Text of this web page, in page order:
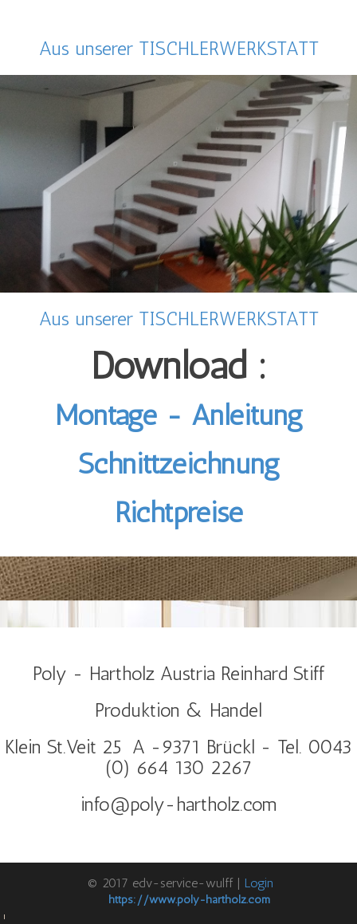
Aus unserer TISCHLERWERKSTATT
Aus unserer TISCHLERWERKSTATT
Download :
Montage - Anleitung
Schnittzeichnung
Richtpreise
Poly - Hartholz Austria Reinhard Stiff
Produktion & Handel
Klein St.Veit 25 A -9371 Brückl - Tel. 0043
(0) 664 130 2267
info@poly-hartholz.com
© 2017 edv-service-wulff | Login
https://www.poly-hartholz.com